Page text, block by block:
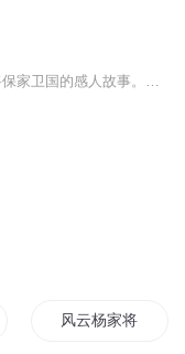
风云杨家将